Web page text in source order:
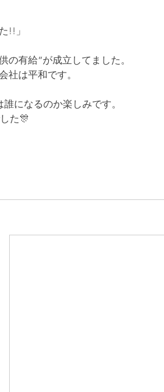
!!」
の有給”が成立してました。
社は平和です。
になるのか楽しみです。
た🎊